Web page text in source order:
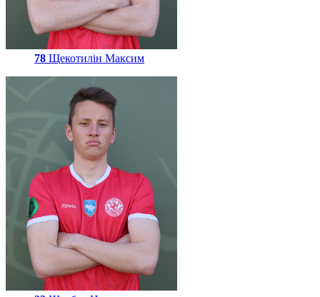
78 Щекотилін Максим